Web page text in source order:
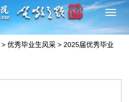
切
换
导
> 优秀毕业生风采 > 2025届优秀毕业